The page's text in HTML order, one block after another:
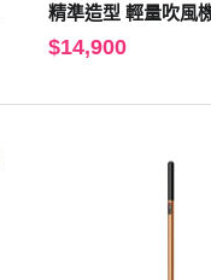
精準造型 輕量吹風
$14,900